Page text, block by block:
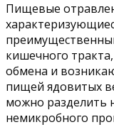
Пищевые
кишечного
обмена и
пищей ядовитых
можно разделить
немикробного